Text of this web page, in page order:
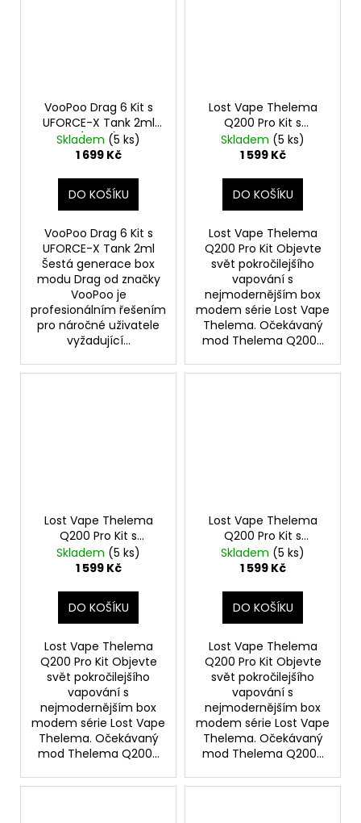
VooPoo Drag 6 Kit s
UFORCE-X Tank 2ml
(Black)
Skladem (5 ks)
1 699 Kč
DO KOŠÍKU
VooPoo Drag 6 Kit s
UFORCE-X Tank 2ml
Šestá generace box
modu Drag od značky
VooPoo je
profesionálním řešením
pro náročné uživatele
vyžadující...
Lost Vape Thelema
Q200 Pro Kit s
Centaurus Sub Ohm
Tank V2 (Shadow
Skladem (5 ks)
1 599 Kč
DO KOŠÍKU
Lost Vape Thelema
Q200 Pro Kit Objevte
svět pokročilejšího
vapování s
nejmodernějším box
modem série Lost Vape
Thelema. Očekávaný
mod Thelema Q200...
Lost Vape Thelema
Q200 Pro Kit s
Centaurus Sub Ohm
Tank V2 (Midnight
Skladem (5 ks)
1 599 Kč
DO KOŠÍKU
Lost Vape Thelema
Q200 Pro Kit Objevte
svět pokročilejšího
vapování s
nejmodernějším box
modem série Lost Vape
Thelema. Očekávaný
mod Thelema Q200...
Lost Vape Thelema
Q200 Pro Kit s
Centaurus Sub Ohm
Tank V2 (Jungle
Skladem (5 ks)
1 599 Kč
DO KOŠÍKU
Lost Vape Thelema
Q200 Pro Kit Objevte
svět pokročilejšího
vapování s
nejmodernějším box
modem série Lost Vape
Thelema. Očekávaný
mod Thelema Q200...